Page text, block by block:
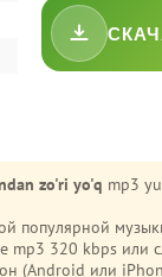
zo'ri yo'q mp3
популярной
mp3 320 kbps или